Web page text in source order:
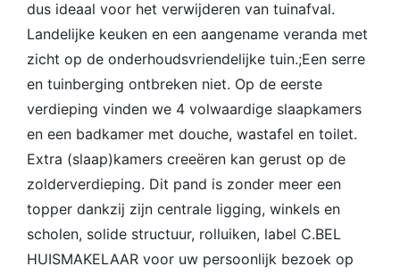
dus ideaal voor het verwijderen van tuinafval.
Landelijke keuken en een aangename veranda met
zicht op de onderhoudsvriendelijke tuin.;Een serre
en tuinberging ontbreken niet. Op de eerste
verdieping vinden we 4 volwaardige slaapkamers
en een badkamer met douche, wastafel en toilet.
Extra (slaap)kamers creeëren kan gerust op de
zolderverdieping. Dit pand is zonder meer een
topper dankzij zijn centrale ligging, winkels en
scholen, solide structuur, rolluiken, label C.BEL
HUISMAKELAAR voor uw persoonlijk bezoek op